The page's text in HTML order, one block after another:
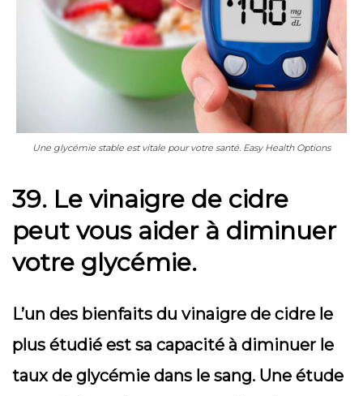
Une glycémie stable est vitale pour votre santé. Easy Health Options
39. Le vinaigre de cidre
peut vous aider à diminuer
votre glycémie.
L’un des bienfaits du vinaigre de cidre le
plus étudié est sa capacité à diminuer le
taux de glycémie dans le sang. Une étude